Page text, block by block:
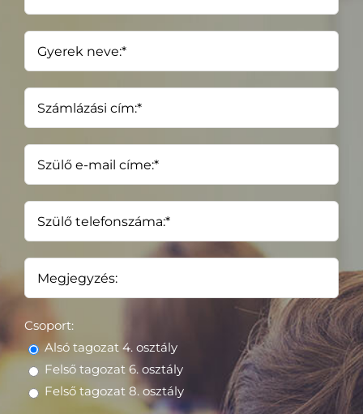
Csoport:
Alsó tagozat 4. osztály
Felső tagozat 6. osztály
Felső tagozat 8. osztály